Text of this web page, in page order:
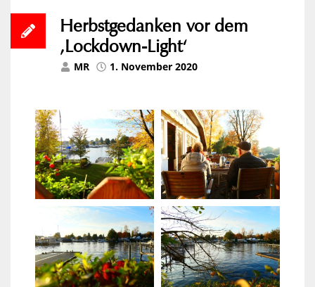
Herbstgedanken vor dem
‚Lockdown-Light‘
MR 1. November 2020